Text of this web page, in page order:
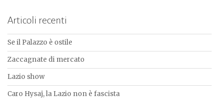
Articoli recenti
Se il Palazzo è ostile
Zaccagnate di mercato
Lazio show
Caro Hysaj, la Lazio non è fascista